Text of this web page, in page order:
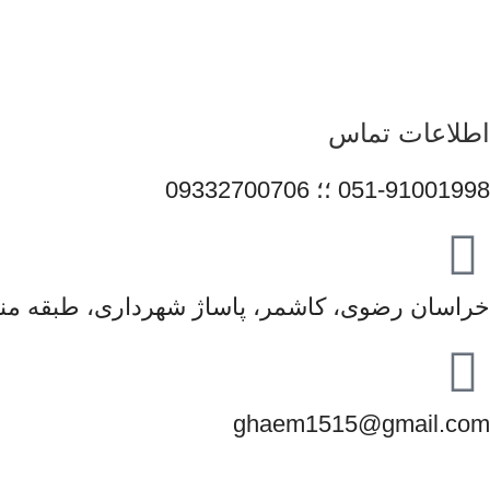
اطلاعات تماس
051-91001998 ؛؛ 09332700706
خراسان رضوی، کاشمر، پاساژ شهرداری، طبقه
ghaem1515@gmail.com